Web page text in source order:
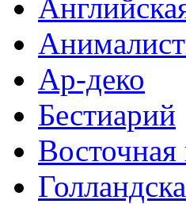
Ар-деко
Бестиарий
Восточная